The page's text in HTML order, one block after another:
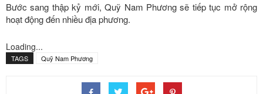
Bước sang thập kỷ mới, Quỹ Nam Phương sẽ tiếp tục mở rộng
hoạt động đến nhiều địa phương.
Loading...
TAGS Quỹ Nam Phương